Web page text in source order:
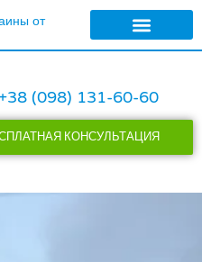
от
(098) 131-60-60
КОНСУЛЬТАЦИЯ